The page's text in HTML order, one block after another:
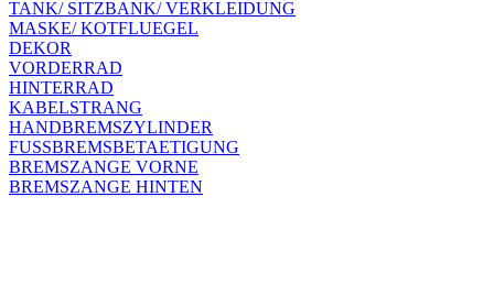
TANK/ SITZBANK/ VERKLEIDUNG
MASKE/ KOTFLUEGEL
DEKOR
VORDERRAD
HINTERRAD
KABELSTRANG
HANDBREMSZYLINDER
FUSSBREMSBETAETIGUNG
BREMSZANGE VORNE
BREMSZANGE HINTEN